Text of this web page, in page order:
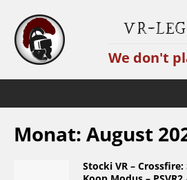
VR-
We don't
Monat: August
Stocki VR –